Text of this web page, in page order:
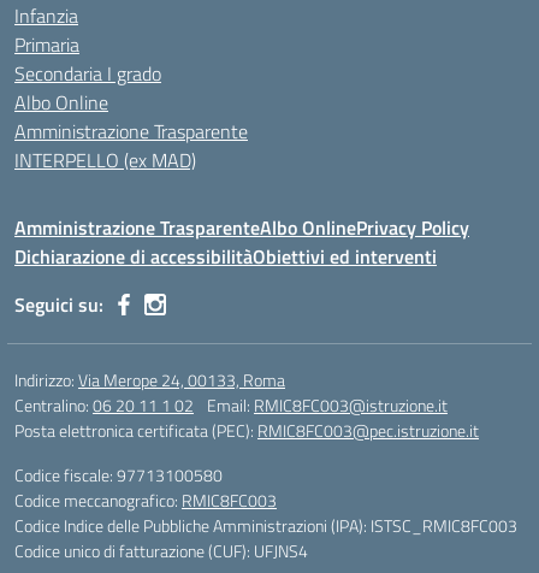
Infanzia
Primaria
Secondaria I grado
Albo Online
Amministrazione Trasparente
INTERPELLO (ex MAD)
Amministrazione TrasparenteAlbo OnlinePrivacy Policy
Dichiarazione di accessibilitàObiettivi ed interventi
Seguici su:
Indirizzo:Via Merope 24, 00133, Roma
Centralino:06 20 11 1 02 Email: RMIC8FC003@istruzione.it
Posta elettronica certificata (PEC): RMIC8FC003@pec.istruzione.it
Codice fiscale: 97713100580
Codice meccanografico: RMIC8FC003
Codice Indice delle Pubbliche Amministrazioni (IPA): ISTSC_RMIC8FC003
Codice unico di fatturazione (CUF): UFJNS4